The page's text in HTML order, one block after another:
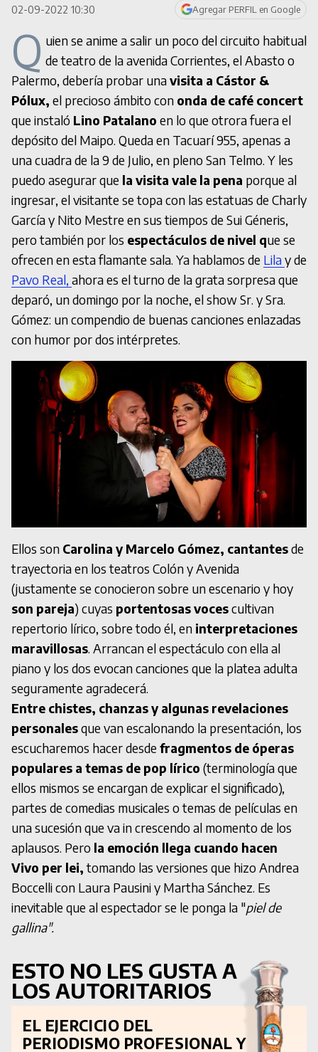
02-09-2022 10:30 Agregar PERFIL en Google
Q uien se anime a salir un poco del circuito habitual
de teatro de la avenida Corrientes, el Abasto o
Palermo, debería probar unavisita a Cástor &
Pólux, el precioso ámbito con onda de café concert
que instaló Lino Patalano en lo que otrora fuera el
depósito del Maipo. Queda en Tacuarí 955, apenas a
una cuadra de la 9 de Julio, en pleno San Telmo. Y les
puedo asegurar que la visita vale la pena porque al
ingresar, el visitante se topa con las estatuas de Charly
García y Nito Mestre en sus tiempos de Sui Géneris,
pero también por los espectáculos de nivel que se
ofrecen en esta flamante sala. Ya hablamos de Lilay de
Pavo Real, ahora es el turno de la grata sorpresa que
deparó, un domingo por la noche, el show Sr. y Sra.
Gómez: un compendio de buenas canciones enlazadas
con humor por dos intérpretes.
Ellos son Carolina y Marcelo Gómez, cantantesde
trayectoria en los teatros Colón y Avenida
(justamente se conocieron sobre un escenario y hoy
son pareja) cuyas portentosas vocescultivan
repertorio lírico, sobre todo él, en interpretaciones
maravillosas. Arrancan el espectáculo con ella al
piano y los dos evocan canciones que la platea adulta
seguramente agradecerá.
Entre chistes, chanzas y algunas revelaciones
personalesque van escalonando la presentación, los
escucharemos hacer desdefragmentos de óperas
populares a temas de pop lírico (terminología que
ellos mismos se encargan de explicar el significado),
partes de comedias musicales o temas de películas en
una sucesión que va in crescendo al momento de los
aplausos. Pero la emoción llega cuando hacen
Vivo per lei,tomando las versiones que hizo Andrea
Boccelli con Laura Pausini y Martha Sánchez. Es
inevitable que al espectador se le ponga la "piel de
gallina".
ESTO NO LES GUSTA A
LOS AUTORITARIOS
EL EJERCICIO DEL
PERIODISMO PROFESIONAL Y